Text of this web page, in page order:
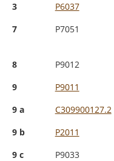
3
P6037
7
P7051
8
P9012
9
P9011
9 a
9 b
9 c
C309900127.2
P2011
P9033